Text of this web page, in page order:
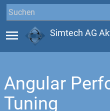
menu Simtech AG
Angular
Tuning